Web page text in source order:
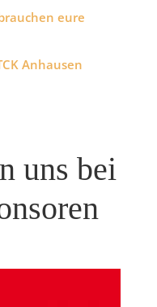
eure
Anhausen
uns bei